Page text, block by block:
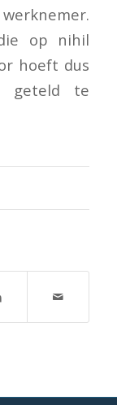
op nihil
hoeft dus
geteld te